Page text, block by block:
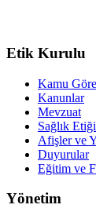
Etik Kurulu
Kamu
Kanunlar
Mevzuat
Sağlık Etiği
Afişler ve
Duyurular
Eğitim ve
Yönetim